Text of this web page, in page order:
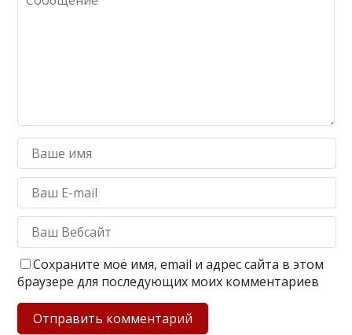
Сохраните моё имя, email и адрес сайта в этом
браузере для последующих моих комментариев